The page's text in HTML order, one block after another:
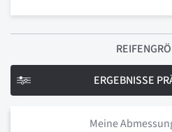
Meine
ERGEBNISSE